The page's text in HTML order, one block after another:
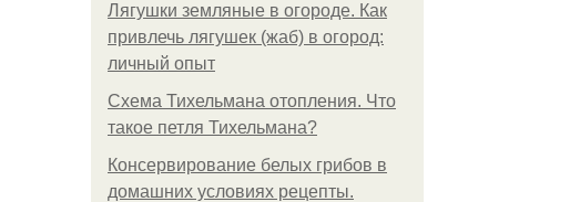
Лягушки земляные в огороде. Как
привлечь лягушек (жаб) в огород:
личный опыт
Схема Тихельмана отопления. Что
такое петля Тихельмана?
Консервирование белых грибов в
домашних условиях рецепты.